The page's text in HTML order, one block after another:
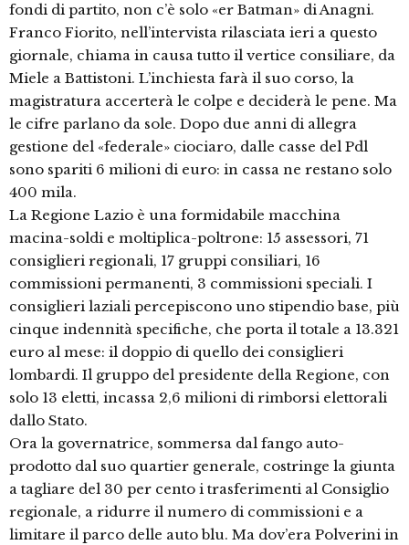
fondi di partito, non c’è solo «er Batman» di Anagni.
Franco Fiorito, nell’intervista rilasciata ieri a questo
giornale, chiama in causa tutto il vertice consiliare, da
Miele a Battistoni. L’inchiesta farà il suo corso, la
magistratura accerterà le colpe e deciderà le pene. Ma
le cifre parlano da sole. Dopo due anni di allegra
gestione del «federale» ciociaro, dalle casse del Pdl
sono spariti 6 milioni di euro: in cassa ne restano solo
400 mila.
La Regione Lazio è una formidabile macchina
macina-soldi e moltiplica-poltrone: 15 assessori, 71
consiglieri regionali, 17 gruppi consiliari, 16
commissioni permanenti, 3 commissioni speciali. I
consiglieri laziali percepiscono uno stipendio base, più
cinque indennità specifiche, che porta il totale a 13.321
euro al mese: il doppio di quello dei consiglieri
lombardi. Il gruppo del presidente della Regione, con
solo 13 eletti, incassa 2,6 milioni di rimborsi elettorali
dallo Stato.
Ora la governatrice, sommersa dal fango auto-
prodotto dal suo quartier generale, costringe la giunta
a tagliare del 30 per cento i trasferimenti al Consiglio
regionale, a ridurre il numero di commissioni e a
limitare il parco delle auto blu. Ma dov’era Polverini in